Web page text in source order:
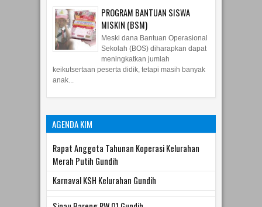
mengaksistensi pelaksanaan
PPKM Mikro Kakorbinmas Supervisi IRJEN POL
SUWONDO didampingi ...
PROGRAM BANTUAN SISWA
MISKIN (BSM)
meningkatkan jumlah
AGENDA KIM
Rapat Anggota Tahunan Koperasi Kelurahan
Merah Putih Gundih